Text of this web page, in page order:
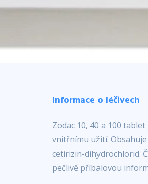
Informace o léčivech
Zodac 10, 40 a 100
vnitřnímu užití. Obsahuje
cetirizin-dihydrochlorid.
pečlivě příbalovou